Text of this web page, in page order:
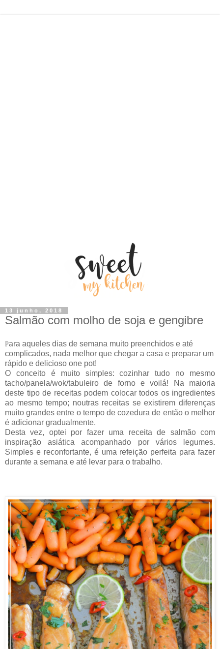
13 junho, 2018
Salmão com molho de soja e gengibre
Para aqueles dias de semana muito preenchidos e até
complicados, nada melhor que chegar a casa e preparar um
rápido e delicioso one pot!
O conceito é muito simples: cozinhar tudo no mesmo
tacho/panela/wok/tabuleiro de forno e voilá! Na maioria
deste tipo de receitas podem colocar todos os ingredientes
ao mesmo tempo; noutras receitas se existirem diferenças
muito grandes entre o tempo de cozedura de então o melhor
é adicionar gradualmente.
Desta vez, optei por fazer uma receita de salmão com
inspiração asiática acompanhado por vários legumes.
Simples e reconfortante, é uma refeição perfeita para fazer
durante a semana e até levar para o trabalho.